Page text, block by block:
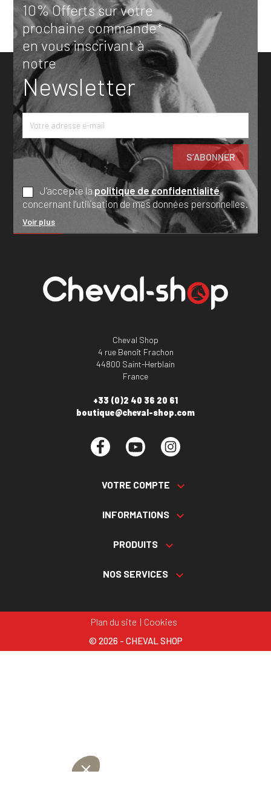
10% Offerts sur votre
prochaine commande*
en vous inscrivant à
notre
Newsletter
J’accepte lapolitique de confidentialité
concernant l’utilisation de mes données personnelles.
Voir plus
Cheval Shop
4 rue Benoît Frachon
44800 Saint-Herblain
France
+33 (0)2 40 36 20 61
boutique@cheval-shop.com
Facebook YouTube
VOTRE COMPTE 
INFORMATIONS 
PRODUITS 
NOS SERVICES 
Plan du site Cookies
© 2026 - CHEVAL SHOP